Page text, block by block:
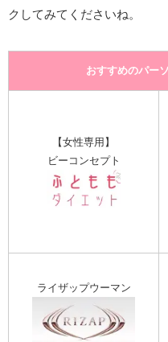
クしてみてくださいね。
おすすめのパー
【女性専用】
ビーコンセプト
ライザップウーマン